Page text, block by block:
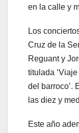
en la calle y
Los
Cruz de la
Reguant y
titulada
del barroco’.
las diez y
Este año